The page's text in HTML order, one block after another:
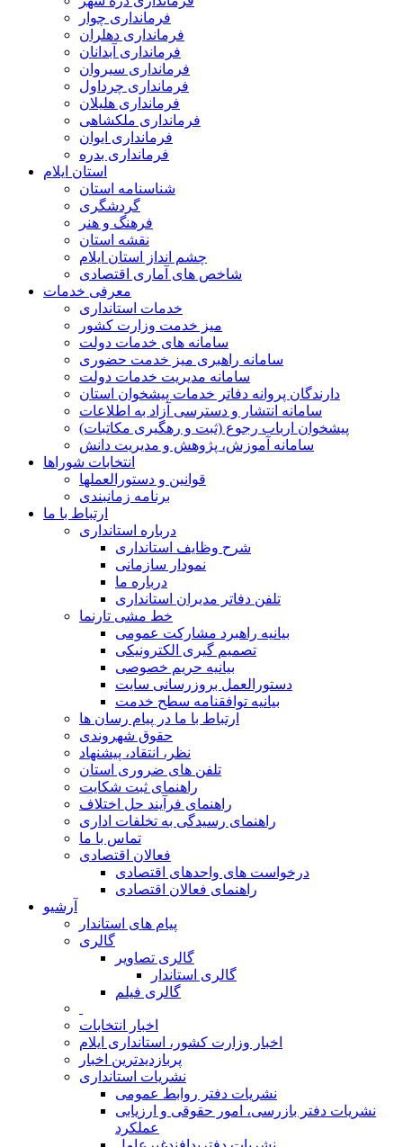
فرمانداری چوار
فرمانداری دهلران
فرمانداری آبدانان
فرمانداری سیروان
فرمانداری چرداول
فرمانداری هلیلان
فرمانداری ملکشاهی
فرمانداری ایوان
فرمانداری بدره
استان ایلام
شناسنامه استان
گردشگری
فرهنگ و هنر
نقشه استان
چشم انداز استان ایلام
شاخص های آماری اقتصادی
معرفی خدمات
خدمات استانداری
میز خدمت وزارت کشور
سامانه های خدمات دولت
سامانه راهبری میز خدمت حضوری
سامانه مدیریت خدمات دولت
دارندگان پروانه دفاتر خدمات پیشخوان استان
سامانه انتشار و دسترسی آزاد به اطلاعات
پیشخوان ارباب رجوع (ثبت و رهگیری مکاتبات)
سامانه آموزش، پژوهش و مدیریت دانش
انتخابات شوراها
قوانین و دستورالعملها
برنامه زمانبندی
ارتباط با ما
درباره استانداری
شرح وظایف استانداری
نمودار سازمانی
درباره ما
تلفن دفاتر مدیران استانداری
خط مشی تارنما
بیانیه راهبرد مشارکت عمومی
تصمیم گیری الکترونیکی
بیانیه حریم خصوصی
دستورالعمل بروزرسانی سایت
بیانیه توافقنامه سطح خدمت
ارتباط با ما در پیام رسان ها
حقوق شهروندی
نظر، انتقاد، پیشنهاد
تلفن های ضروری استان
راهنمای ثبت شکایت
راهنمای فرآیند حل اختلاف
راهنمای رسیدگی به تخلفات اداری
تماس با ما
فعالان اقتصادی
درخواست های واحدهای اقتصادی
راهنمای فعالان اقتصادی
آرشیو
پیام های استاندار
گالری
گالری تصاویر
گالری استاندار
گالری فیلم
اخبار انتخابات
اخبار وزارت کشور، استانداری ایلام
پربازدیدترین اخبار
نشریات استانداری
نشریات دفتر روابط عمومی
نشريات دفتر بازرسی، امور حقوقی و ارزيابی
عملکرد